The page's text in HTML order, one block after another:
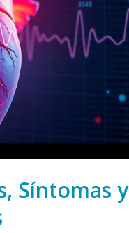
Síntomas y